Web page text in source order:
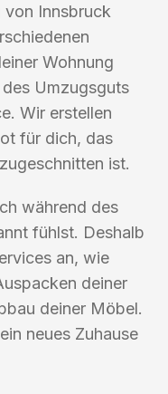
von Innsbruck
Wohnung
Umzugsguts
Wir erstellen
für dich, das
ist.
während des
fühlst. Deshalb
an, wie
deiner
deiner Möbel.
neues Zuhause